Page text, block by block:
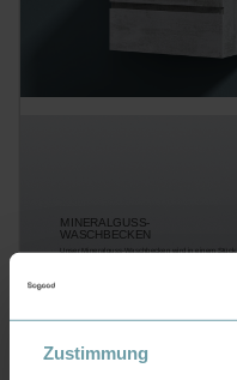
Zustimmung
MINERALGUSS-
WASCHBECKEN
Unser Mineralguss-Waschbecken wird in einem Stück